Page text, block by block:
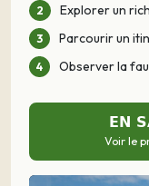
Explorer un
Parcourir un
Observer la
EN
Voir le